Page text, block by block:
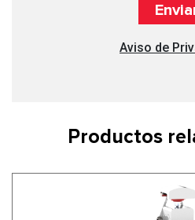
Aviso de
Productos